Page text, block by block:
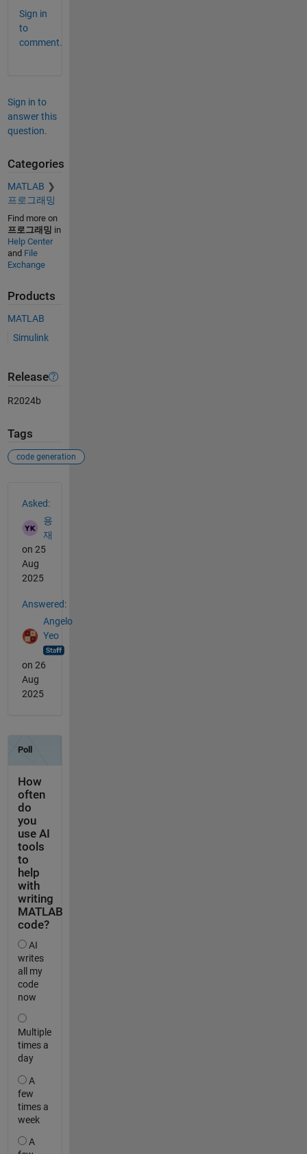
Sign in
to
comment.
Sign in to
answer this
question.
Categories
MATLAB
프로그래밍
Find more on
프로그래밍 in
Help Center
and File
Exchange
Products
MATLAB
Simulink
Release
R2024b
Tags
code generation
Asked:
용
재
on 25
Aug
2025
Answered:
Angelo
Yeo
on 26
Aug
2025